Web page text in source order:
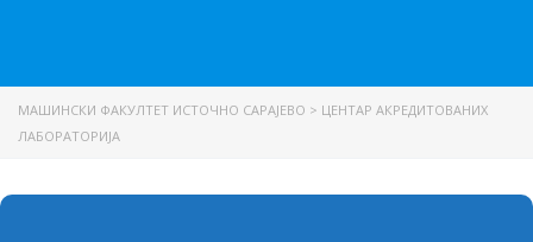
МАШИНСКИ ФАКУЛТЕТ ИСТОЧНО САРАЈЕВО > ЦЕНТАР АКРЕДИТОВАНИХ
ЛАБОРАТОРИЈА